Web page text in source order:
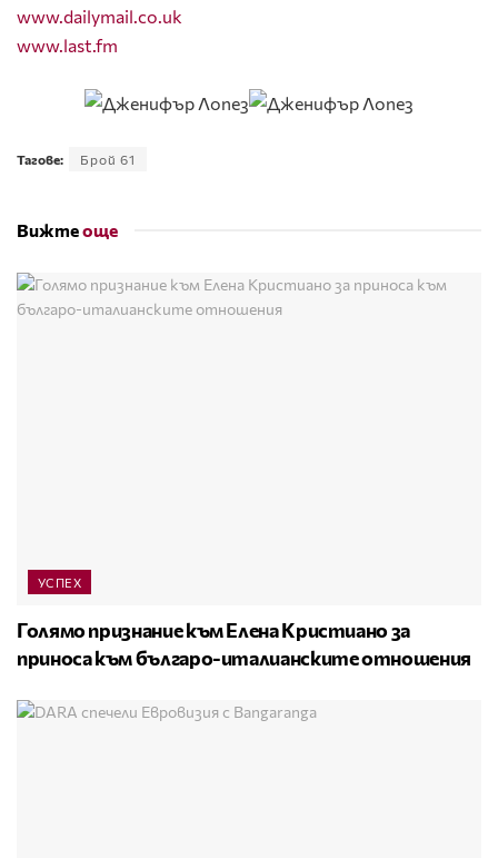
www.dailymail.co.uk
www.last.fm
Тагове: Брой 61
Вижтеоще
УСПЕХ
Голямо признание към Елена Кристиано за
приноса към българо-италианските отношения